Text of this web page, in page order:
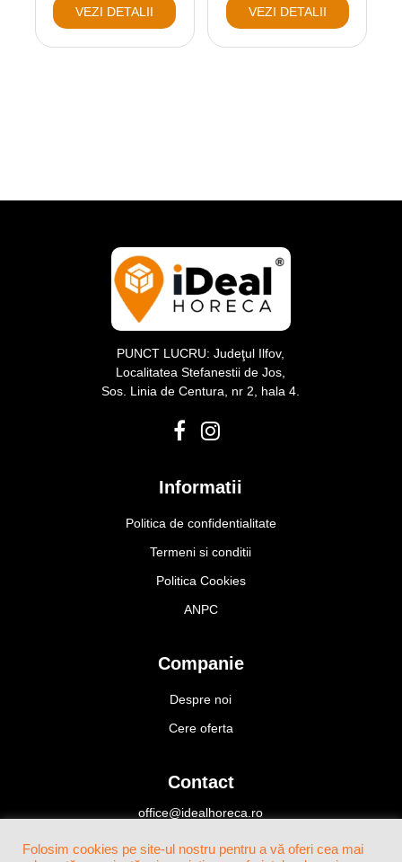
VEZI DETALII VEZI DETALII
PUNCT LUCRU: Judeţul Ilfov,
Localitatea Stefanestii de Jos,
Sos. Linia de Centura, nr 2, hala 4.
Informatii
Politica de confidentialitate
Termeni si conditii
Politica Cookies
ANPC
Companie
Despre noi
Cere oferta
Contact
office@idealhoreca.ro
+4(0)724 424 466
Folosim cookies pe site-ul nostru pentru a vă oferi cea mai